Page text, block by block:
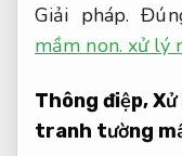
Giải pháp.
mầm non. xử lý
Thông điệp,
tranh tường